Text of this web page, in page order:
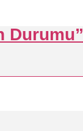
Durumu”